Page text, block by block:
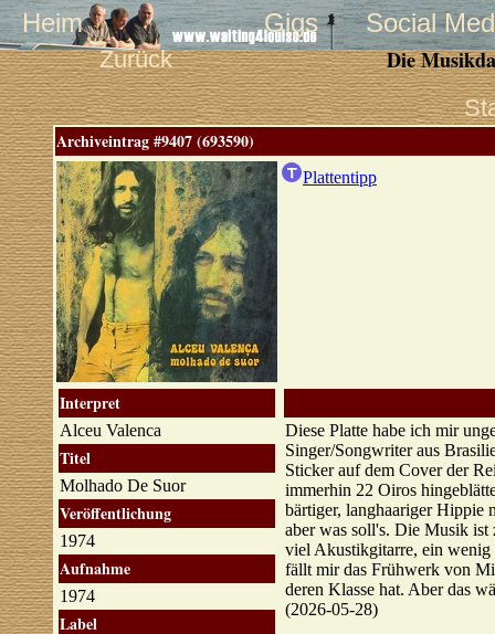
Heim Gigs Social
Zurück Die
Archiveintrag #9407 (693590)
Plattentipp
Interpret
Alceu Valenca
Titel
Molhado De Suor
Veröffentlichung
1974
Aufnahme
1974
Label
Diese Platte habe ich mir
Singer/Songwriter aus
Sticker auf dem Cover der
immerhin 22 Oiros
bärtiger, langhaariger Hippie
aber was soll's. Die Musik ist
viel Akustikgitarre, ein wenig
fällt mir das Frühwerk von
deren Klasse hat. Aber das
(2026-05-28)